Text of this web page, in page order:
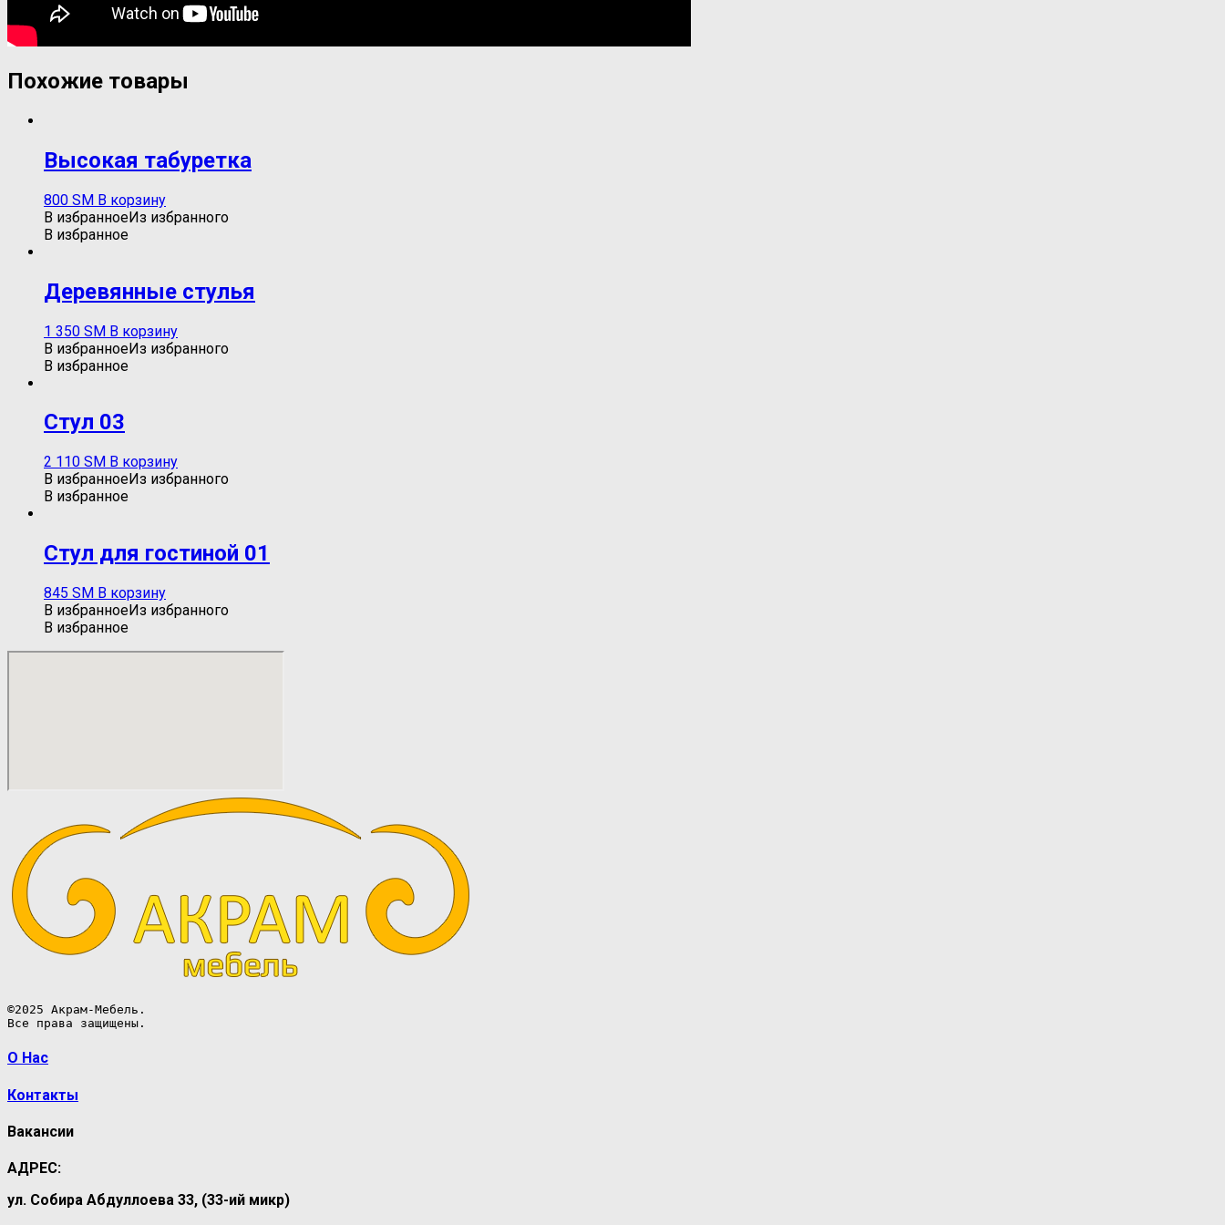
Похожие товары
Высокая табуретка
800 ЅМ В корзину
В избранноеИз избранного
В избранное
Деревянные стулья
1 350 ЅМ В корзину
В избранноеИз избранного
В избранное
Стул 03
2 110 ЅМ В корзину
В избранноеИз избранного
В избранное
Стул для гостиной 01
845 ЅМ В корзину
В избранноеИз избранного
В избранное
©2025 Акрам-Мебель.
Все права защищены.
О Нас
Контакты
Вакансии
АДРЕС:
ул. Собира Абдуллоева 33, (33-ий микр)